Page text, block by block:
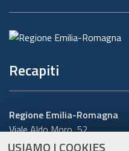
USIAMO I COOKIES
Recapiti
Regione Emilia-Romagna
Viale Aldo Moro, 52
40127 Bologna